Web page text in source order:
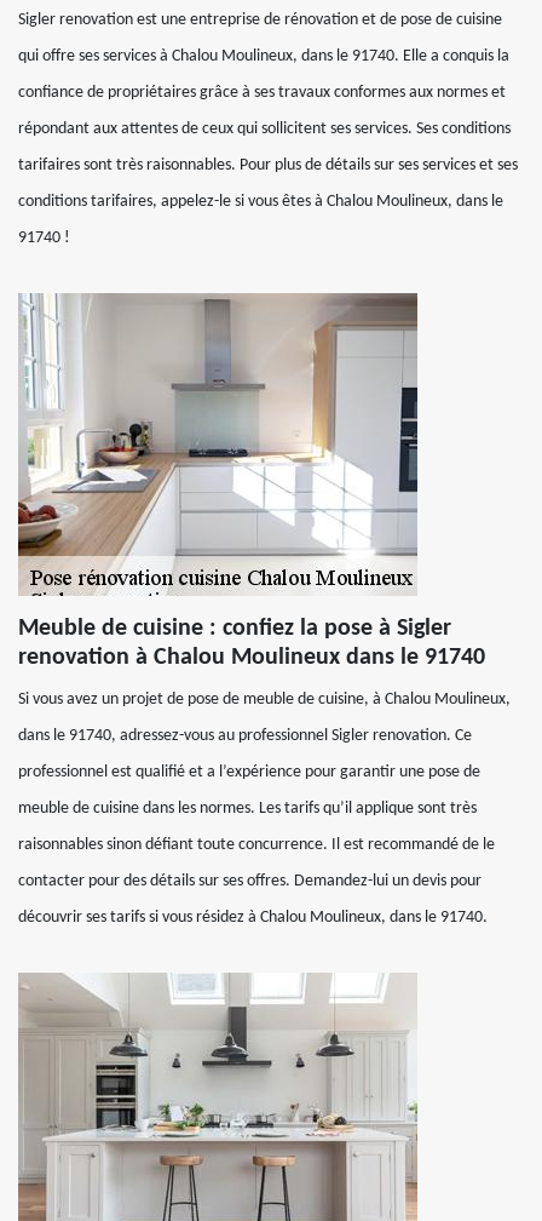
Sigler renovation est une entreprise de rénovation et de pose de cuisine
qui offre ses services à Chalou Moulineux, dans le 91740. Elle a conquis la
confiance de propriétaires grâce à ses travaux conformes aux normes et
répondant aux attentes de ceux qui sollicitent ses services. Ses conditions
tarifaires sont très raisonnables. Pour plus de détails sur ses services et ses
conditions tarifaires, appelez-le si vous êtes à Chalou Moulineux, dans le
91740 !
Meuble de cuisine : confiez la pose à Sigler
renovation à Chalou Moulineux dans le 91740
Si vous avez un projet de pose de meuble de cuisine, à Chalou Moulineux,
dans le 91740, adressez-vous au professionnel Sigler renovation. Ce
professionnel est qualifié et a l’expérience pour garantir une pose de
meuble de cuisine dans les normes. Les tarifs qu’il applique sont très
raisonnables sinon défiant toute concurrence. Il est recommandé de le
contacter pour des détails sur ses offres. Demandez-lui un devis pour
découvrir ses tarifs si vous résidez à Chalou Moulineux, dans le 91740.